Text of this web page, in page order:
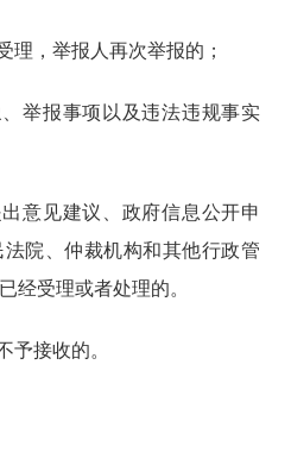
理，举报人再次举报的；
举报事项以及违法违规事实
意见建议、政府信息公开申
院、仲裁机构和其他行政管
经受理或者处理的。
予接收的。